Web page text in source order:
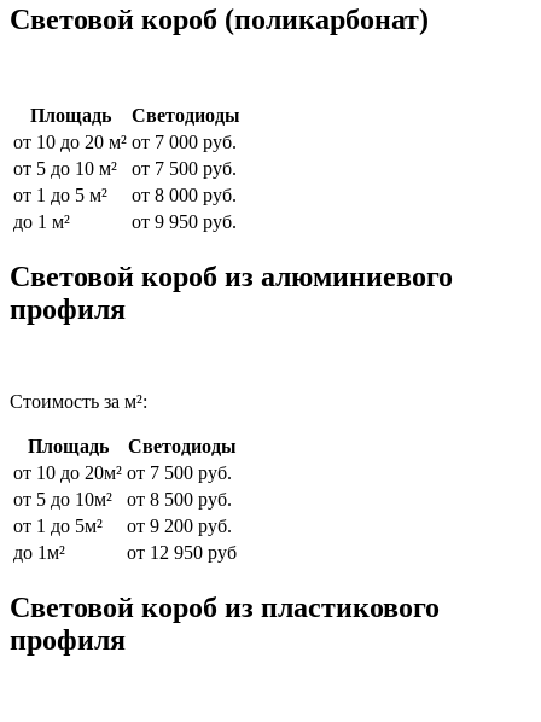
Световой короб (поликарбонат)
Площадь
Светодиоды
от 10 до 20 м² от 7 000 руб.
от 5 до 10 м²
от 7 500 руб.
от 1 до 5 м²
от 8 000 руб.
до 1 м²
от 9 950 руб.
Световой короб из алюминиевого
профиля
Стоимость за м²:
Площадь
Светодиоды
от 10 до 20м² от 7 500 руб.
от 5 до 10м²
от 8 500 руб.
от 1 до 5м²
от 9 200 руб.
до 1м²
от 12 950 руб
Световой короб из пластикового
профиля